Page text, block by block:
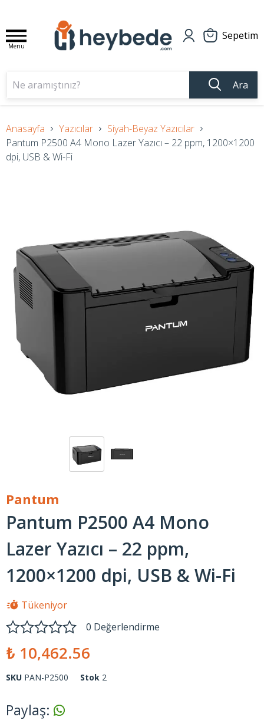
Menu
Sepetim
Ara
Anasayfa Yazıcılar
Siyah-Beyaz Yazıcılar
Pantum P2500 A4 Mono Lazer Yazıcı – 22 ppm, 1200×1200
dpi, USB & Wi-Fi
Pantum
Pantum P2500 A4 Mono
Lazer Yazıcı – 22 ppm,
1200×1200 dpi, USB & Wi-Fi
Tükeniyor
0 Değerlendirme
₺ 10,462.56
SKU PAN-P2500 Stok 2
Paylaş: